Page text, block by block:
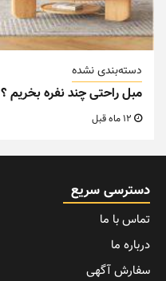
دسته‌بندی نشده
مبل راحتی چند نفره بخریم ؟
دسترسی سریع
تماس با ما
درباره ما
سفارش آگهی